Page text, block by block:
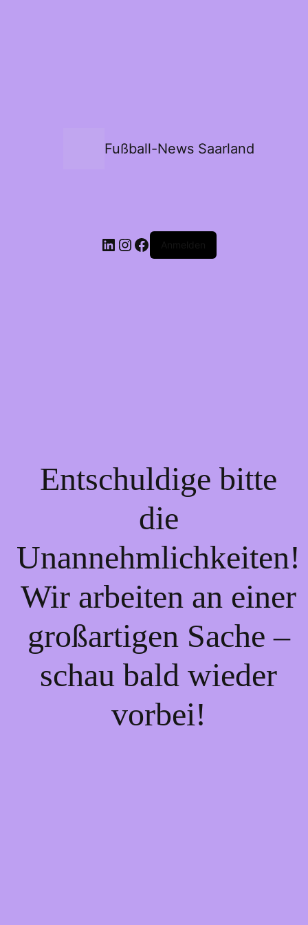
Fußball-News Saarland
Entschuldige bitte
die
Unannehmlichkeiten!
Wir arbeiten an einer
großartigen Sache –
schau bald wieder
vorbei!